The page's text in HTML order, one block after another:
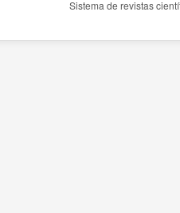
Sistema de revistas